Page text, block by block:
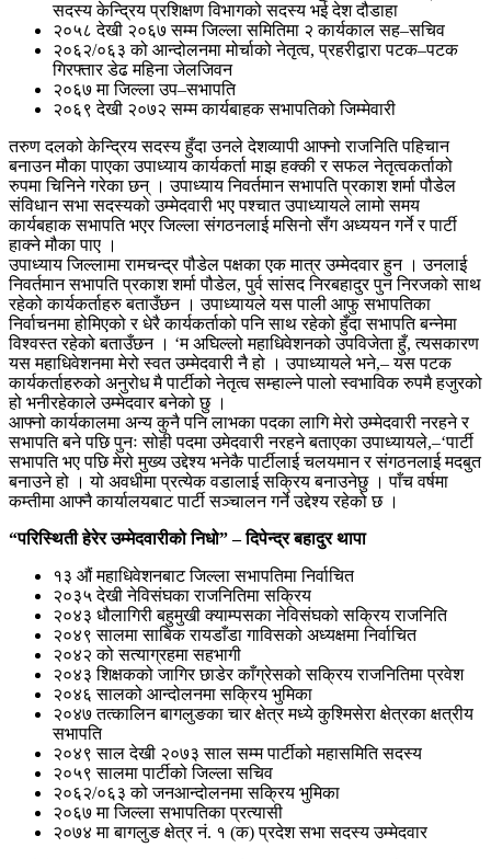
सदस्य केन्द्रिय प्रशिक्षण विभागको सदस्य भई देश दौडाहा
२०५८ देखी २०६७ सम्म जिल्ला समितिमा २ कार्यकाल सह–सचिव
२०६२/०६३ को आन्दोलनमा मोर्चाको नेतृत्व, प्रहरीद्वारा पटक–पटक
गिरफ्तार डेढ महिना जेलजिवन
२०६७ मा जिल्ला उप–सभापति
२०६९ देखी २०७२ सम्म कार्यबाहक सभापतिको जिम्मेवारी
तरुण दलको केन्द्रिय सदस्य हुँदा उनले देशव्यापी आफ्नो राजनिति पहिचान
बनाउन मौका पाएका उपाध्याय कार्यकर्ता माझ हक्की र सफल नेतृत्वकर्ताको
रुपमा चिनिने गरेका छन् । उपाध्याय निवर्तमान सभापति प्रकाश शर्मा पौडेल
संविधान सभा सदस्यको उम्मेदवारी भए पश्चात उपाध्यायले लामो समय
कार्यबहाक सभापति भएर जिल्ला संगठनलाई मसिनो सँग अध्ययन गर्ने र पार्टी
हाक्ने मौका पाए ।
उपाध्याय जिल्लामा रामचन्द्र पौडेल पक्षका एक मात्र उम्मेदवार हुन । उनलाई
निवर्तमान सभापति प्रकाश शर्मा पौडेल, पुर्व सांसद निरबहादुर पुन निरजको साथ
रहेको कार्यकर्ताहरु बताउँछन । उपाध्यायले यस पाली आफु सभापतिका
निर्वाचनमा होमिएको र धेरै कार्यकर्ताको पनि साथ रहेको हुँदा सभापति बन्नेमा
विश्वस्त रहेको बताउँछन । ‘म अघिल्लो महाधिवेशनको उपविजेता हुँ, त्यसकारण
यस महाधिवेशनमा मेरो स्वत उम्मेदवारी नै हो । उपाध्यायले भने,– यस पटक
कार्यकर्ताहरुको अनुरोध मै पार्टीको नेतृत्व सम्हाल्ने पालो स्वभाविक रुपमै हजुरको
हो भनीरहेकाले उम्मेदवार बनेको छु ।
आफ्नो कार्यकालमा अन्य कुनै पनि लाभका पदका लागि मेरो उम्मेदवारी नरहने र
सभापति बने पछि पुनः सोही पदमा उमेदवारी नरहने बताएका उपाध्यायले,–‘पार्टी
सभापति भए पछि मेरो मुख्य उद्देश्य भनेकै पार्टीलाई चलयमान र संगठनलाई मदबुत
बनाउने हो । यो अवधीमा प्रत्येक वडालाई सक्रिय बनाउनेछु । पाँच वर्षमा
कम्तीमा आफ्नै कार्यालयबाट पार्टी सञ्चालन गर्ने उद्देश्य रहेको छ ।
“परिस्थिती हेरेर उम्मेदवारीको निधो” – दिपेन्द्र बहादुर थापा
१३ औं महाधिवेशनबाट जिल्ला सभापतिमा निर्वाचित
२०३५ देखी नेविसंघका राजनितिमा सक्रिय
२०४३ धौलागिरी बहुमुखी क्याम्पसका नेविसंघको सक्रिय राजनिति
२०४९ सालमा साबिक रायडाँडा गाविसको अध्यक्षमा निर्वाचित
२०४२ को सत्याग्रहमा सहभागी
२०४३ शिक्षकको जागिर छाडेर काँग्रेसको सक्रिय राजनितिमा प्रवेश
२०४६ सालको आन्दोलनमा सक्रिय भुमिका
२०४७ तत्कालिन बागलुङका चार क्षेत्र मध्ये कुश्मिसेरा क्षेत्रका क्षत्रीय
सभापति
२०४९ साल देखी २०७३ साल सम्म पार्टीको महासमिति सदस्य
२०५९ सालमा पार्टीको जिल्ला सचिव
२०६२/०६३ को जनआन्दोलनमा सक्रिय भुमिका
२०६७ मा जिल्ला सभापतिका प्रत्यासी
२०७४ मा बागलुङ क्षेत्र नं. १ (क) प्रदेश सभा सदस्य उम्मेदवार